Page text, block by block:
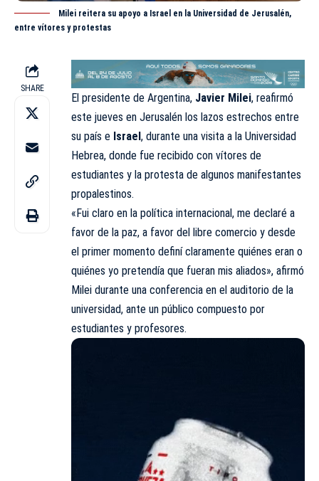
Milei reitera su apoyo a Israel en la Universidad de Jerusalén,
entre vítores y protestas
SHARE
El presidente de Argentina, Javier Milei, reafirmó
este jueves en Jerusalén los lazos estrechos entre
su país e Israel , durante una visita a la Universidad
Hebrea, donde fue recibido con vítores de
estudiantes y la protesta de algunos manifestantes
propalestinos.
«Fui claro en la política internacional, me declaré a
favor de la paz, a favor del libre comercio y desde
el primer momento definí claramente quiénes eran o
quiénes yo pretendía que fueran mis aliados», afirmó
Milei durante una conferencia en el auditorio de la
universidad, ante un público compuesto por
estudiantes y profesores.